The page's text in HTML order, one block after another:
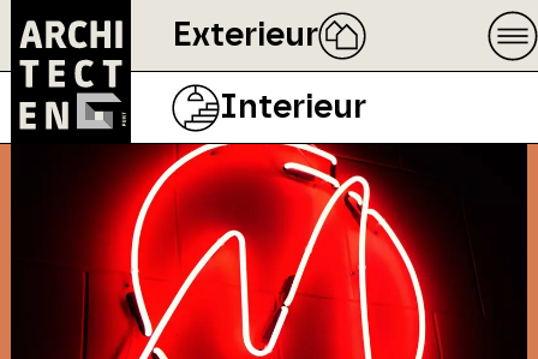
Exterieur
Interieur